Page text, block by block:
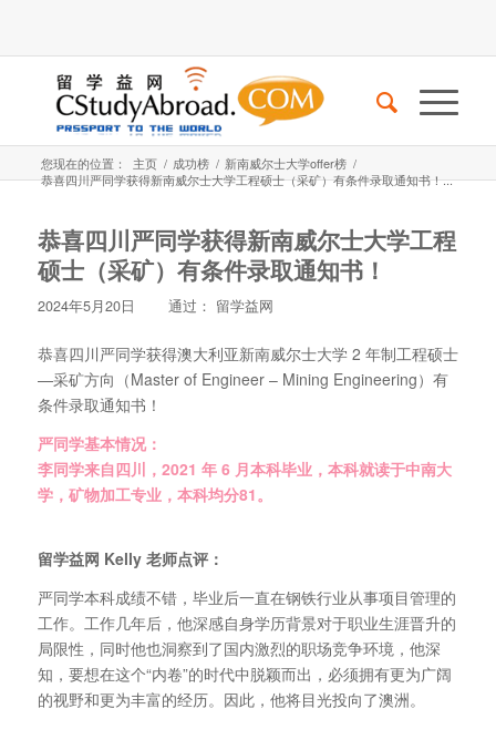
您现在的位置： 主页 / 成功榜 / 新南威尔士大学offer榜 /
恭喜四川严同学获得新南威尔士大学工程硕士（采矿）有条件录取通知书！...
恭喜四川严同学获得新南威尔士大学工程
硕士（采矿）有条件录取通知书！
2024年5月20日 通过： 留学益网
恭喜四川严同学获得澳大利亚新南威尔士大学 2 年制工程硕士
—采矿方向（Master of Engineer – Mining Engineering）有
条件录取通知书！
严同学基本情况：
李同学来自四川，2021 年 6 月本科毕业，本科就读于中南大
学，矿物加工专业，本科均分81。
留学益网 Kelly 老师点评：
严同学本科成绩不错，毕业后一直在钢铁行业从事项目管理的
工作。工作几年后，他深感自身学历背景对于职业生涯晋升的
局限性，同时他也洞察到了国内激烈的职场竞争环境，他深
知，要想在这个“内卷”的时代中脱颖而出，必须拥有更为广阔
的视野和更为丰富的经历。因此，他将目光投向了澳洲。